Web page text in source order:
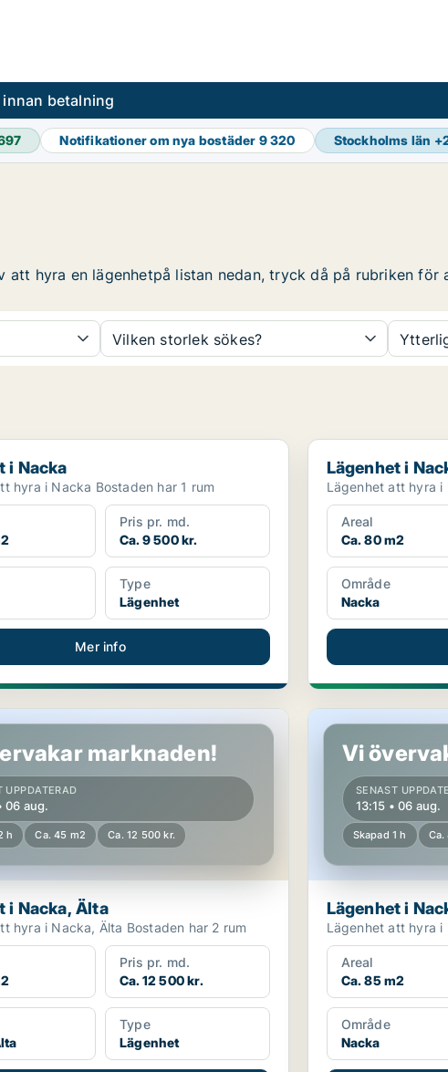
betalning
Notifikationer om nya bostäder 9 320 Stockholms län +
att hyra en lägenhetpå listan nedan, tryck då på rubriken
Vilken storlek sökes?
i Nacka
Lägenhet att hyra i Nacka Bostaden har 1 rum
Pris pr. md.
Ca. 9 500 kr.
Type
Lägenhet
Mer info
Lägenhet i Nacka
Lägenhet i
Areal
Ca. 80 m2
Område
Nacka
Älta
marknaden!
UPPDATERAD
06 aug.
h Ca. 45 m2 Ca. 12 500 kr.
i Nacka, Älta
Lägenhet att hyra i Nacka, Älta Bostaden har 2 rum
Pris pr. md.
Ca. 12 500 kr.
Type
Lägenhet
Lägenhet i Nacka
Vi
SENAST
13:15 • 06 aug.
Skapad 1 h Ca.
Lägenhet i
Areal
Ca. 85 m2
Område
Nacka